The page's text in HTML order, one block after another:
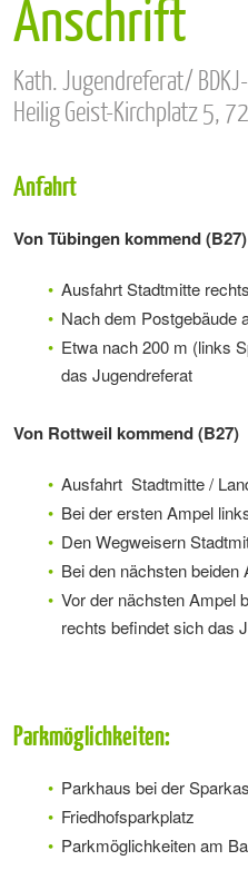
Anschrift
Kath. Jugendreferat/
Heilig Geist-Kirchplatz 5,
Anfahrt
Von Tübingen kommend (B27)
Ausfahrt Stadtmitte
Nach dem Postgebäude
Etwa nach 200 m (links
das Jugendreferat
Von Rottweil kommend (B27)
Ausfahrt Stadtmitte /
Bei der ersten Ampel
Den Wegweisern
Bei den nächsten beiden
Vor der nächsten Ampel
rechts befindet sich das
Parkmöglichkeiten:
Parkhaus bei der
Friedhofsparkplatz
Parkmöglichkeiten am